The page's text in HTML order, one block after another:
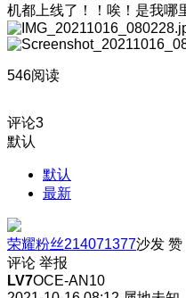
机都上线了！！唉！是我哪
546阅读
评论3
默认
默认
最新
荣耀粉丝214071377沙发 赞
评论 举报
LV7OCE-AN10